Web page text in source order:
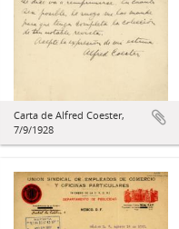
Carta de Alfred Coester,
7/9/1928